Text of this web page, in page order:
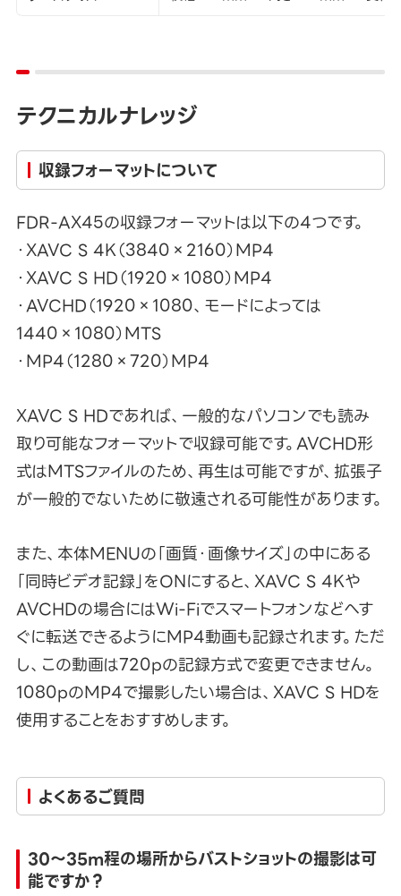
テクニカルナレッジ
収録フォーマットについて
FDR-AX45の収録フォーマットは以下の4つです。
・XAVC S 4K（3840×2160）MP4
・XAVC S HD（1920×1080）MP4
・AVCHD（1920×1080、モードによっては
1440×1080）MTS
・MP4（1280×720）MP4
XAVC S HDであれば、一般的なパソコンでも読み
取り可能なフォーマットで収録可能です。AVCHD形
式はMTSファイルのため、再生は可能ですが、拡張子
が一般的でないために敬遠される可能性があります。
また、本体MENUの「画質・画像サイズ」の中にある
「同時ビデオ記録」をONにすると、XAVC S 4Kや
AVCHDの場合にはWi-Fiでスマートフォンなどへす
ぐに転送できるようにMP4動画も記録されます。ただ
し、この動画は720pの記録方式で変更できません。
1080pのMP4で撮影したい場合は、XAVC S HDを
使用することをおすすめします。
よくあるご質問
30～35m程の場所からバストショットの撮影は可
能ですか？